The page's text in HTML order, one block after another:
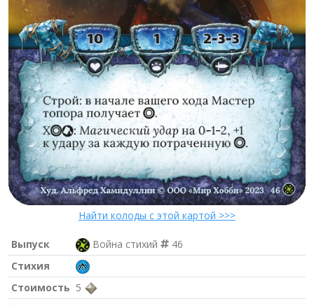
Найти колоды с этой картой >>>
Выпуск Война стихий
46
Стихия
Стоимость 5